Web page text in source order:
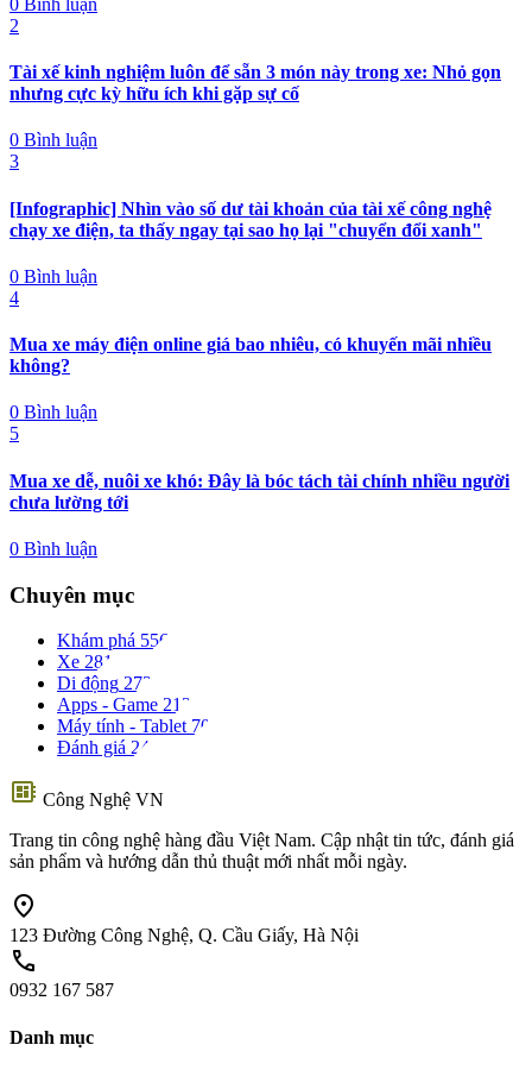
2
Tài xế kinh nghiệm luôn để sẵn 3 món này trong xe: Nhỏ gọn
nhưng cực kỳ hữu ích khi gặp sự cố
0 Bình luận
3
[Infographic] Nhìn vào số dư tài khoản của tài xế công nghệ
chạy xe điện, ta thấy ngay tại sao họ lại "chuyển đổi xanh"
0 Bình luận
4
Mua xe máy điện online giá bao nhiêu, có khuyến mãi nhiều
không?
0 Bình luận
5
Mua xe dễ, nuôi xe khó: Đây là bóc tách tài chính nhiều người
chưa lường tới
0 Bình luận
Chuyên mục
Khám phá 556
Xe 281
Di động 273
Apps - Game 212
Máy tính - Tablet 70
Đánh giá 24
developer_board Công Nghệ VN
Trang tin công nghệ hàng đầu Việt Nam. Cập nhật tin tức, đánh giá
sản phẩm và hướng dẫn thủ thuật mới nhất mỗi ngày.
location_on
123 Đường Công Nghệ, Q. Cầu Giấy, Hà Nội
call
0932 167 587
Danh mục